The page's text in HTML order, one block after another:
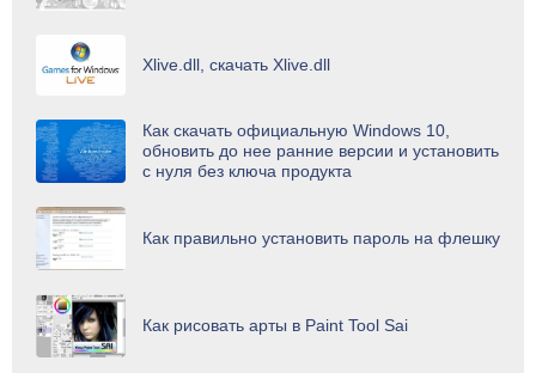
Xlive.dll, скачать Xlive.dll
Как скачать официальную Windows 10,
обновить до нее ранние версии и установить
с нуля без ключа продукта
Как правильно установить пароль на флешку
Как рисовать арты в Paint Tool Sai